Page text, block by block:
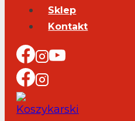
Sklep
Kontakt